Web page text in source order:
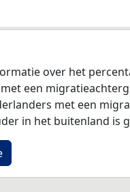
over het
een
met een
in het buitenland is